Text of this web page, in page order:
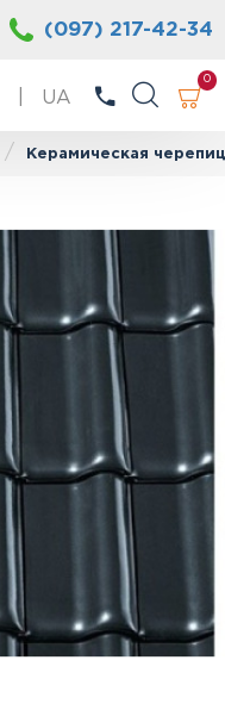
(097) 217-42-34
UA
0
Керамическая